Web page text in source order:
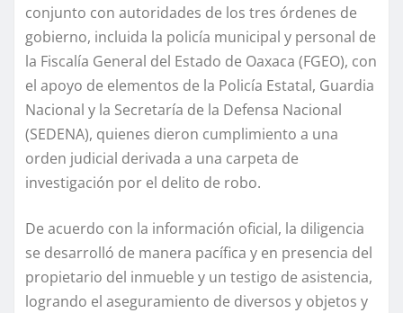
conjunto con autoridades de los tres órdenes de
gobierno, incluida la policía municipal y personal de
la Fiscalía General del Estado de Oaxaca (FGEO), con
el apoyo de elementos de la Policía Estatal, Guardia
Nacional y la Secretaría de la Defensa Nacional
(SEDENA), quienes dieron cumplimiento a una
orden judicial derivada a una carpeta de
investigación por el delito de robo.
De acuerdo con la información oficial, la diligencia
se desarrolló de manera pacífica y en presencia del
propietario del inmueble y un testigo de asistencia,
logrando el aseguramiento de diversos y objetos y